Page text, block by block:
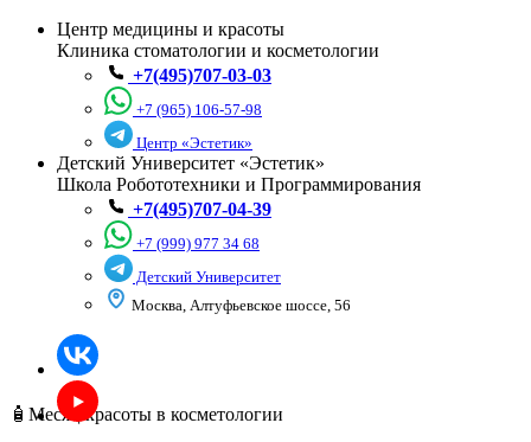
🧴Месяц красоты в косметологии
Центр медицины и красоты
Клиника стоматологии и косметологии
+7(495)707-03-03
+7 (965) 106-57-98
Центр «Эстетик»
Детский Университет «Эстетик»
Школа Робототехники и Программирования
+7(495)707-04-39
+7 (999) 977 34 68
Детский Университет
Москва, Алтуфьевское шоссе, 56